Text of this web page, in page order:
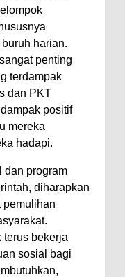
harian.
penting
terdampak
dan PKT
positif
mereka
hadapi.
dan program
diharapkan
pemulihan
terus bekerja
sosial bagi